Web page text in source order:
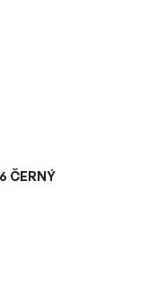
ČERNÝ